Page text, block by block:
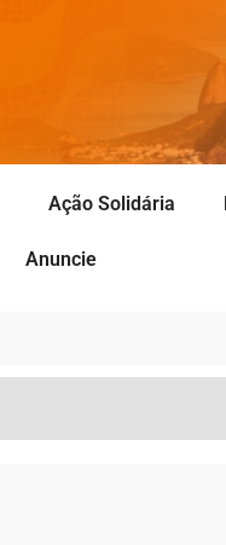
Ação Solidária
Anuncie